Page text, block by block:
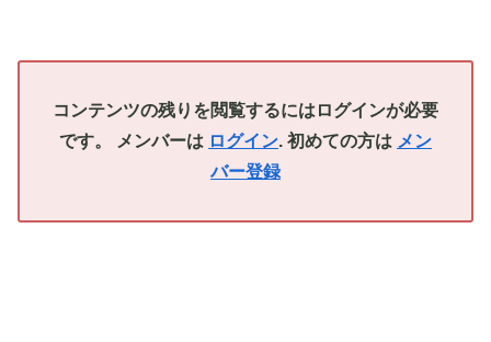
コンテンツの残りを閲覧するにはログインが必要
です。 メンバーは ログイン. 初めての方は メン
バー登録